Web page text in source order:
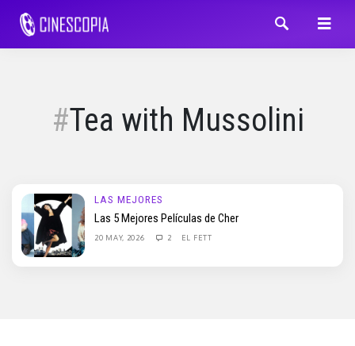
Tea with Mussolini
LAS MEJORES
Las 5 Mejores Películas de Cher
20 MAY, 2026 2 EL FETT